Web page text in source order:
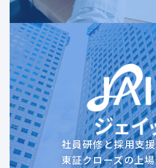
社員研修と採用支
東証クローズの上